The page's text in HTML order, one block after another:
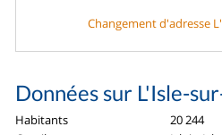
Changement d'adresse
Données sur L'Isle-
Habitants
20 244